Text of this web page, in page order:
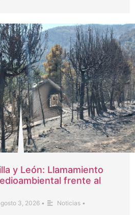
y León: Llamamiento
frente al
3, 2026 • Noticias •